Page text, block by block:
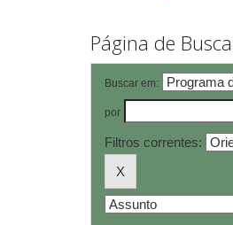
Página de Busca
Buscar em:
por
Filtros correntes: